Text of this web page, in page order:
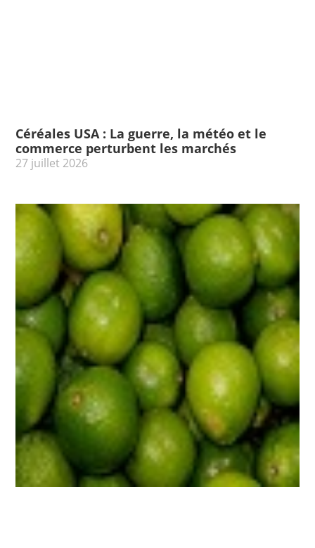
Céréales USA : La guerre, la météo et le
commerce perturbent les marchés
27 juillet 2026